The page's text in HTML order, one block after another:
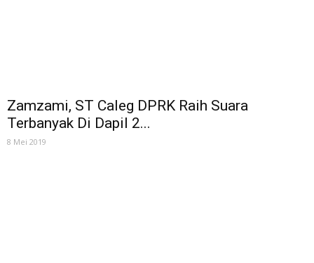
Zamzami, ST Caleg DPRK Raih Suara
Terbanyak Di Dapil 2...
8 Mei 2019